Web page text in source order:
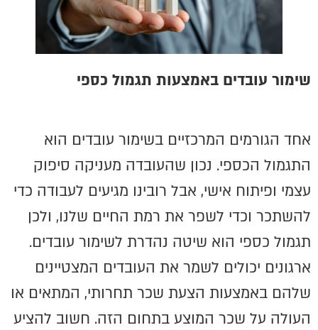
שימור עובדים באמצעות תגמול כספי
אחד הגורמים המרכזיים בשימור עובדים הוא
התגמול הכספי. נכון שהעובדה מעניקה סיפוק
עצמי ופיתוח אישי, אבל רובינו מגיעים לעבודה כדי
להשתכר וכדי לשפר את רמת החיים שלנו, ולכן
תגמול כספי הוא שיטה נהדרת לשימור עובדים.
ארגונים יכולים לשמר את העובדים המצטיינים
שלהם באמצעות הצעת שכר תחרותי, המתאים או
העולה על שכר המוצע בתחום הזה. חשוב להציע